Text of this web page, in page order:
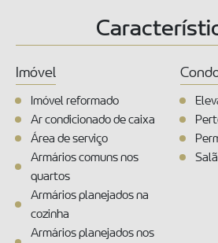
Imóvel
Imóvel reformado
Ar condicionado de caixa
Área de serviço
Armários comuns nos
quartos
Armários planejados na
cozinha
Armários planejados nos